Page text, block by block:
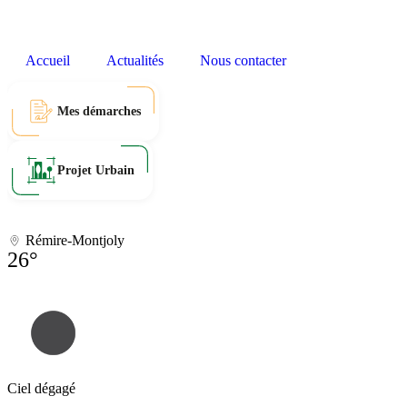
Accueil Actualités Nous contacter
Mes démarches
Projet Urbain
Rémire-Montjoly
26°
Ciel dégagé